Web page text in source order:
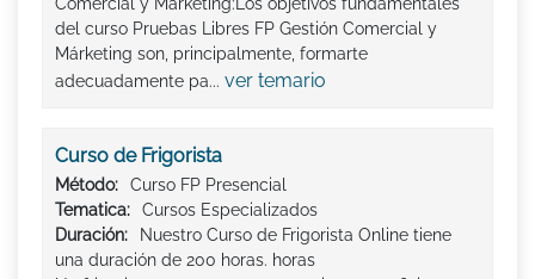
del curso Pruebas Libres FP Gestión Comercial y
Márketing son, principalmente, formarte
adecuadamente pa... ver temario
Curso de Frigorista
Método:
Curso FP Presencial
Tematica:
Cursos Especializados
Duración:
Nuestro Curso de Frigorista Online tiene
una duración de 200 horas. horas